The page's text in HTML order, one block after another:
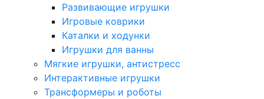
Развивающие игрушки
Игровые коврики
Каталки и ходунки
Игрушки для ванны
Мягкие игрушки, антистресс
Интерактивные игрушки
Трансформеры и роботы